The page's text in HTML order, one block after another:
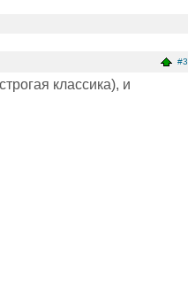
#3
классика), и